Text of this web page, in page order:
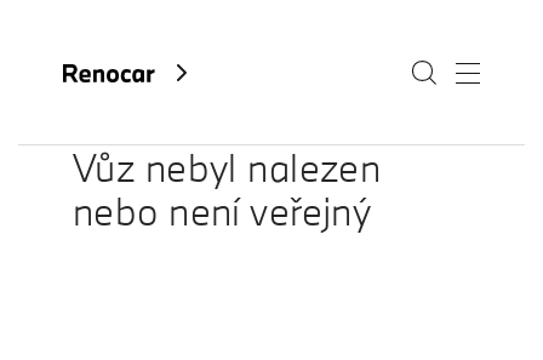
O nás
Vůz nebyl nalezen
nebo není veřejný